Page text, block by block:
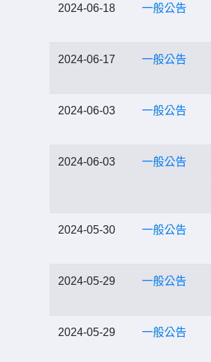
2024-06-18 一般公告
2024-06-17 一般公告
2024-06-03 一般公告
2024-06-03 一般公告
2024-05-30 一般公告
2024-05-29 一般公告
2024-05-29 一般公告